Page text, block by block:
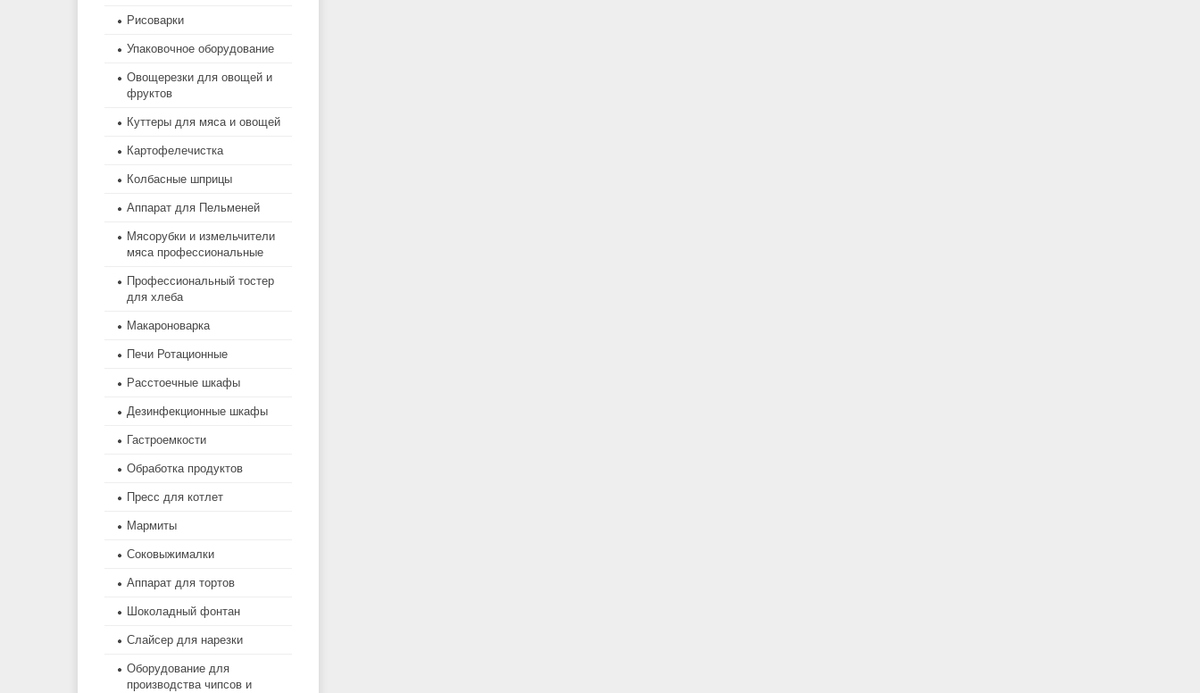
Рисоварки
Упаковочное оборудование
Овощерезки для овощей и
фруктов
Куттеры для мяса и овощей
Картофелечистка
Колбасные шприцы
Аппарат для Пельменей
Мясорубки и измельчители
мяса профессиональные
Профессиональный тостер
для хлеба
Макароноварка
Печи Ротационные
Расстоечные шкафы
Дезинфекционные шкафы
Гастроемкости
Обработка продуктов
Пресс для котлет
Мармиты
Соковыжималки
Аппарат для тортов
Шоколадный фонтан
Слайсер для нарезки
Оборудование для
производства чипсов и